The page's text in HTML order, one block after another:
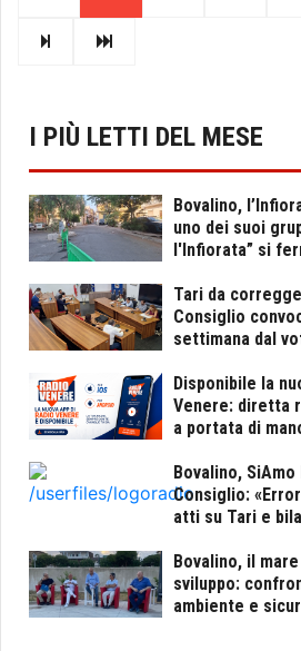
I PIÙ LETTI DEL MESE
Bovalino,
uno dei suoi
l'Infiorata” si
Tari da
Consiglio
settimana dal
Disponibile la
Venere: diretta
a portata di
Bovalino,
Consiglio:
atti su Tari e
Bovalino, il
sviluppo:
ambiente e